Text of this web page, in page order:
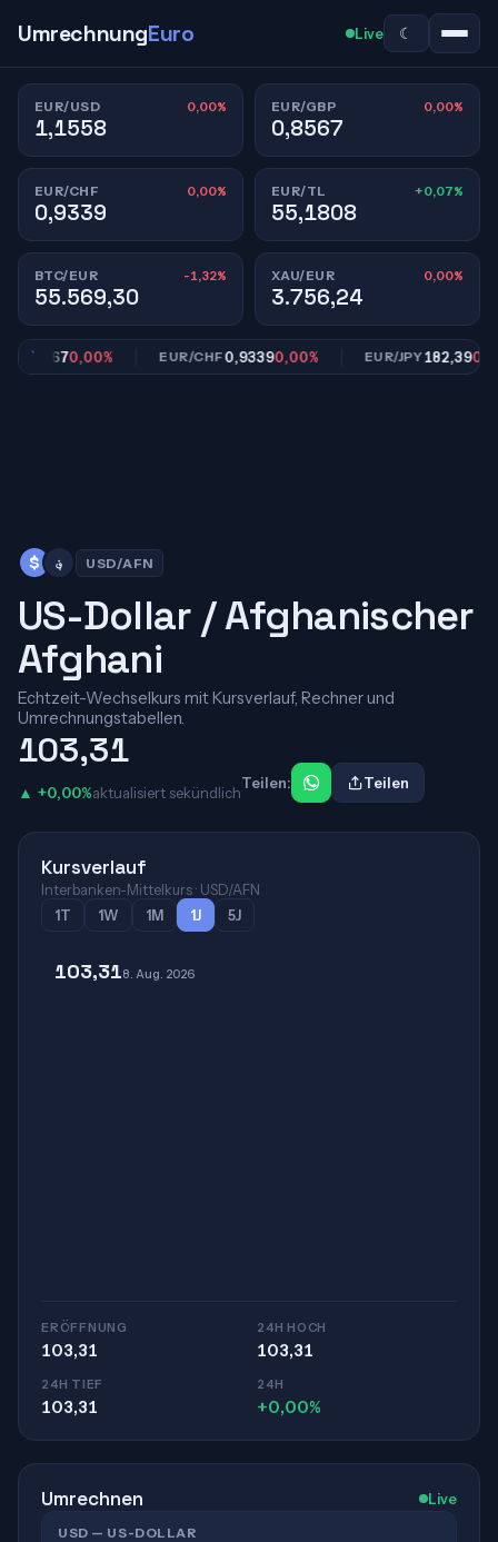
UmrechnungEuro Live ☾
EUR/USD 0,00%
1,1558
EUR/GBP 0,00%
0,8567
EUR/CHF 0,00%
0,9339
EUR/TL +0,07%
55,1808
BTC/EUR -1,32%
55.569,30
XAU/EUR 0,00%
3.756,24
0,8567 0,00% EUR/CHF0,93390,00% EUR/JPY182,390,00%
$ ؋ USD/AFN
US-Dollar / Afghanischer
Afghani
Echtzeit-Wechselkurs mit Kursverlauf, Rechner und
Umrechnungstabellen.
103,31
▲ +0,00%aktualisiert sekündlich
Teilen: Teilen
Kursverlauf
Interbanken-Mittelkurs · USD/AFN
1T
1W 1M 1J 5J
103,318. Aug. 2026
ERÖFFNUNG
103,31
24H HOCH
103,31
24H TIEF
103,31
24H
+0,00%
Umrechnen Live
USD — US-DOLLAR